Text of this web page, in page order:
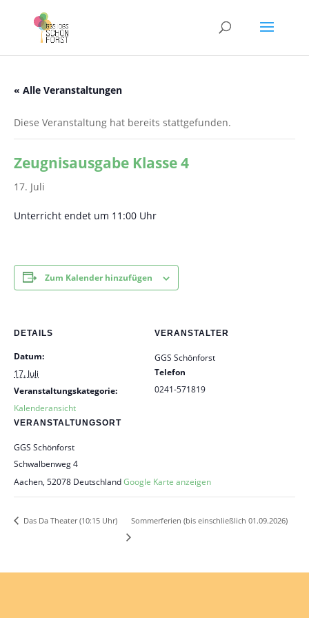
« Alle Veranstaltungen
Diese Veranstaltung hat bereits stattgefunden.
Zeugnisausgabe Klasse 4
17. Juli
Unterricht endet um 11:00 Uhr
Zum Kalender hinzufügen
DETAILS
Datum:
17. Juli
Veranstaltungskategorie:
Kalenderansicht
VERANSTALTUNGSORT
GGS Schönforst
Schwalbenweg 4
Aachen, 52078 DeutschlandGoogle Karte anzeigen
VERANSTALTER
GGS Schönforst
Telefon
0241-571819
Das Da Theater (10:15 Uhr) Sommerferien (bis einschließlich 01.09.2026)